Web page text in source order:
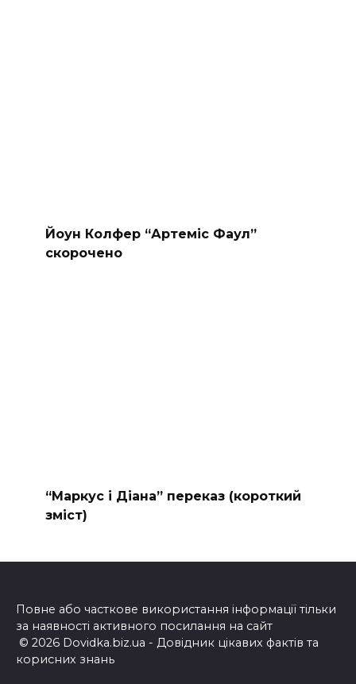
Йоун Колфер “Артеміс Фаул”
скорочено
“Маркус і Діана” переказ (короткий
зміст)
Повне або часткове використання інформації тільки
за наявності активного посилання на сайт
© 2026 Dovidka.biz.ua - Довідник цікавих фактів та
корисних знань